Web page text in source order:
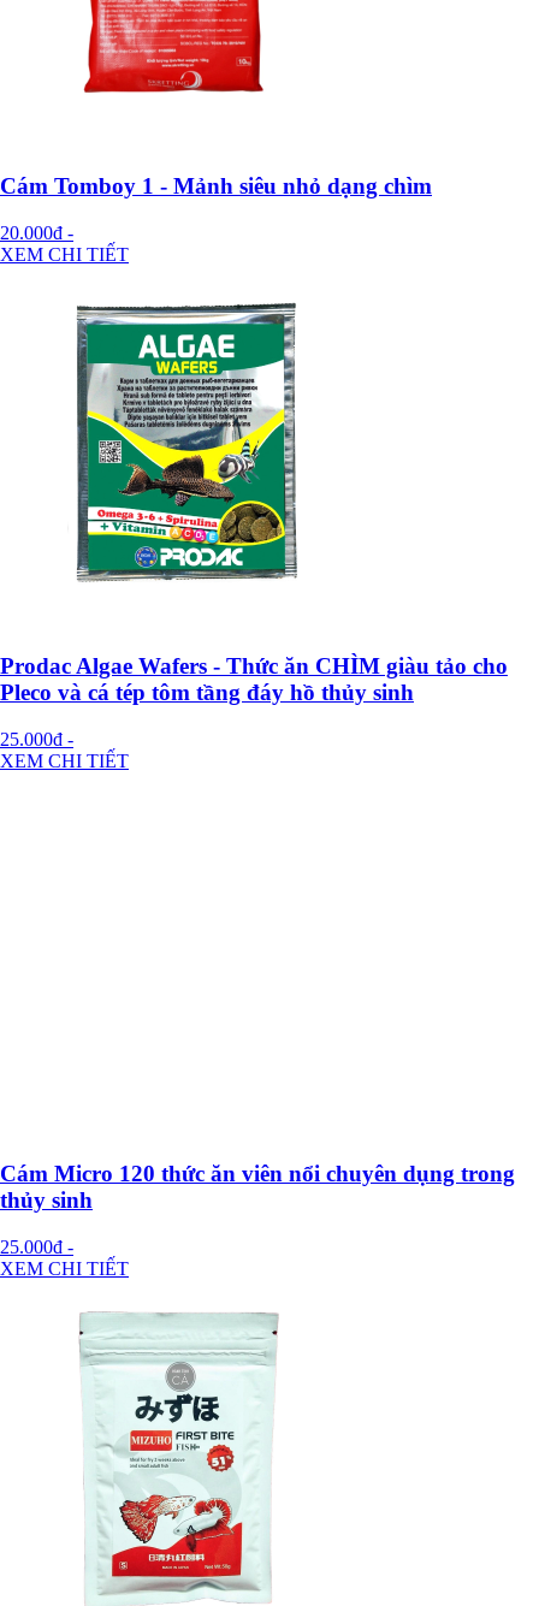
Cám Tomboy 1 - Mảnh siêu nhỏ dạng chìm
20.000đ -
XEM CHI TIẾT
Prodac Algae Wafers - Thức ăn CHÌM giàu tảo cho
Pleco và cá tép tôm tầng đáy hồ thủy sinh
25.000đ -
XEM CHI TIẾT
Cám Micro 120 thức ăn viên nổi chuyên dụng trong
thủy sinh
25.000đ -
XEM CHI TIẾT